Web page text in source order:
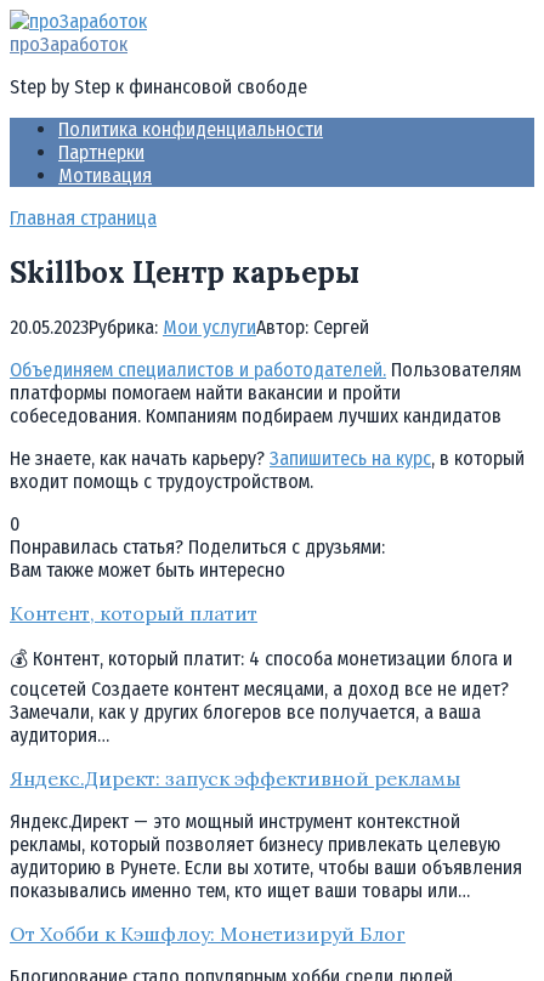
Перейти
к
проЗаработок
Step by Step к финансовой свободе
Политика конфиденциальности
Партнерки
Мотивация
Главная страница
Skillbox Центр карьеры
20.05.2023Рубрика: Мои услугиАвтор: Cергей
Объединяем специалистов и работодателей. Пользователям
платформы помогаем найти вакансии и пройти
собеседования. Компаниям подбираем лучших кандидатов
Не знаете, как начать карьеру? Запишитесь на курс, в который
входит помощь с трудоустройством.
0
Понравилась статья? Поделиться с друзьями:
Вам также может быть интересно
Контент, который платит
💰 Контент, который платит: 4 способа монетизации блога и
соцсетей Создаете контент месяцами, а доход все не идет?
Замечали, как у других блогеров все получается, а ваша
аудитория…
Яндекс.Директ: запуск эффективной рекламы
Яндекс.Директ — это мощный инструмент контекстной
рекламы, который позволяет бизнесу привлекать целевую
аудиторию в Рунете. Если вы хотите, чтобы ваши объявления
показывались именно тем, кто ищет ваши товары или…
От Хобби к Кэшфлоу: Монетизируй Блог